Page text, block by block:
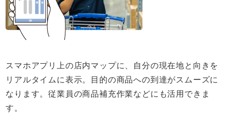
スマホアプリ上の店内マップに、自分の現在地と向きを
リアルタイムに表示。目的の商品への到達がスムーズに
なります。従業員の商品補充作業などにも活用できま
す。